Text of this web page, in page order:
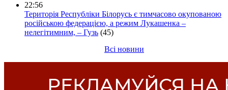
22:56
Територія Республіки Білорусь є тимчасово окупованою
російською федерацією, а режим Лукашенка –
нелегітимним, – Гузь (45)
Всі новини